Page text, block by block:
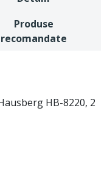
Produse
recomandate
HB-8220, 2